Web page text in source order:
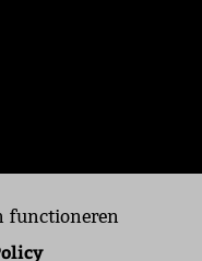
functioneren